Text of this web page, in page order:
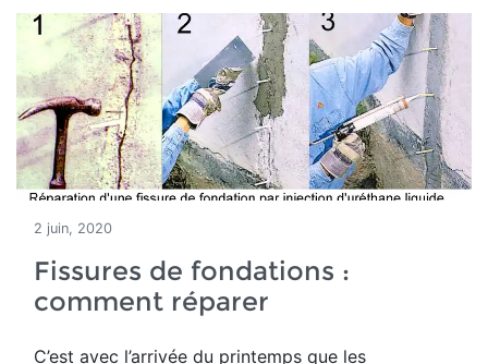
2 juin, 2020
Fissures de fondations :
comment réparer
C’est avec l’arrivée du printemps que les